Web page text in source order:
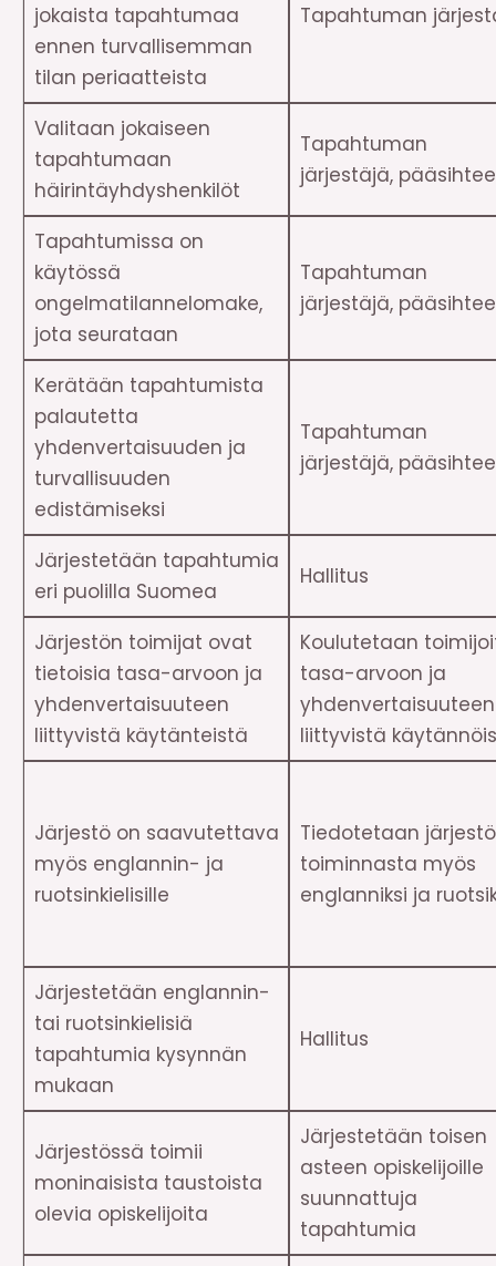
jokaista tapahtumaa
ennen turvallisemman
tilan periaatteista
Tapahtuman
Valitaan jokaiseen
tapahtumaan
häirintäyhdyshenkilöt
Tapahtuman
järjestäjä,
Tapahtumissa on
käytössä
ongelmatilannelomake,
jota seurataan
Tapahtuman
järjestäjä,
Kerätään tapahtumista
palautetta
yhdenvertaisuuden ja
turvallisuuden
edistämiseksi
Tapahtuman
järjestäjä,
Järjestetään tapahtumia
eri puolilla Suomea
Hallitus
Järjestön toimijat ovat
tietoisia tasa-arvoon ja
yhdenvertaisuuteen
liittyvistä käytänteistä
Koulutetaan
tasa-arvoon ja
yhdenvertaisuuteen
liittyvistä
Järjestö on saavutettava
myös englannin- ja
ruotsinkielisille
Tiedotetaan
toiminnasta myös
englanniksi ja
Järjestetään englannin-
tai ruotsinkielisiä
tapahtumia kysynnän
mukaan
Hallitus
Järjestössä toimii
moninaisista taustoista
olevia opiskelijoita
Järjestetään toisen
asteen opiskelijoille
suunnattuja
tapahtumia